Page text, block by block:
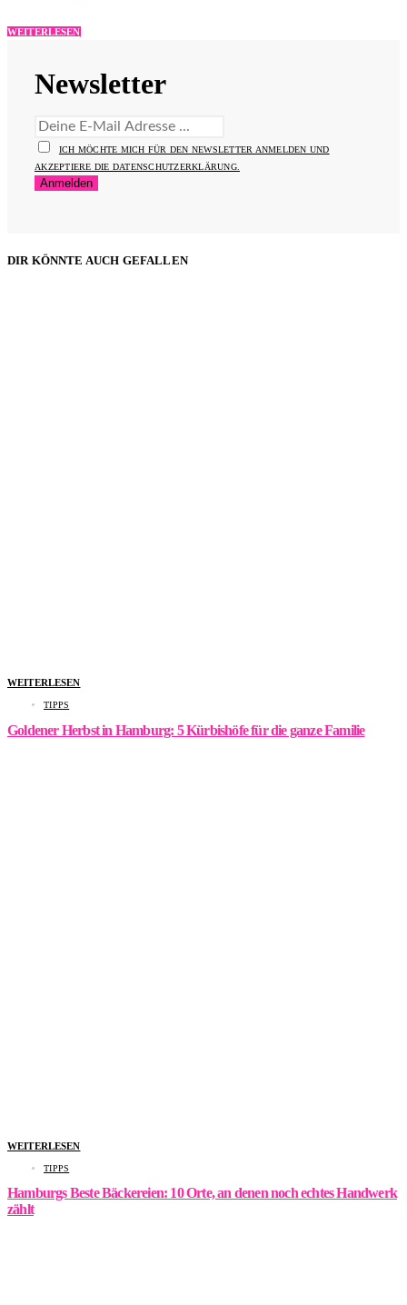
WEITERLESEN
Newsletter
ICH MÖCHTE MICH FÜR DEN NEWSLETTER ANMELDEN UND
AKZEPTIERE DIE DATENSCHUTZERKLÄRUNG.
DIR KÖNNTE AUCH GEFALLEN
WEITERLESEN
TIPPS
Goldener Herbst in Hamburg: 5 Kürbishöfe für die ganze Familie
WEITERLESEN
TIPPS
Hamburgs Beste Bäckereien: 10 Orte, an denen noch echtes Handwerk
zählt